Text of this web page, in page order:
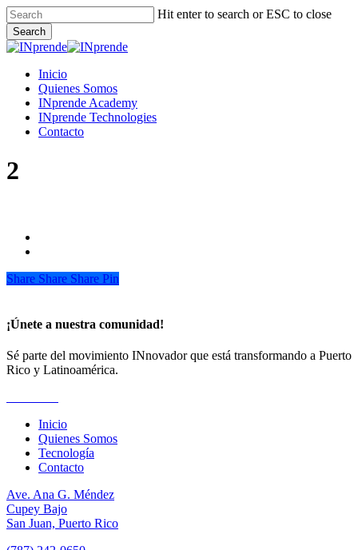
Skip
to
main
content
Hit enter to search or ESC to close
Search
Close
Menu
Inicio
Quienes Somos
INprende Academy
INprende Technologies
Contacto
2
Share
Share Share Share Pin
¡Únete a nuestra comunidad!
Sé parte del movimiento INnovador que está transformando a Puerto
Rico y Latinoamérica.
Inicio
Quienes Somos
Tecnología
Contacto
Ave. Ana G. Méndez
Cupey Bajo
San Juan, Puerto Rico